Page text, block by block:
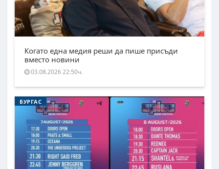
Когато една медия реши да пише присъди
вместо новини
03.08.2026 22:50ч.
БУРГАС